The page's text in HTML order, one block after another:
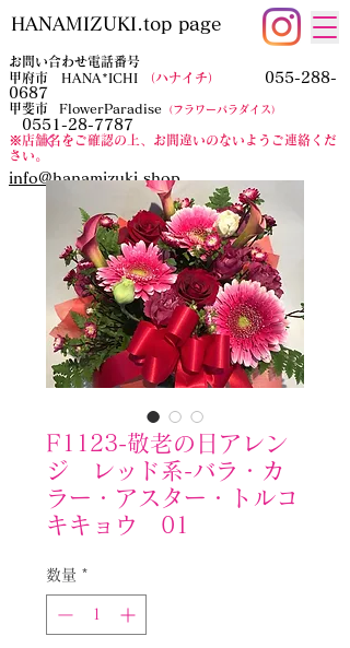
HANAMIZUKI.top page
お問い合わせ電話番号
甲府市 HANA*ICHI
（ハナイチ）
055-288-
0687
​甲斐市 FlowerParadise （フラワーパラダイス）
0551-28-7787
​※店舗名をご確認の上、お間違いのないようご連絡くだ
さい。
​info@hanamizuki.shop
F1123-敬老の日アレン
ジ レッド系-バラ・カ
ラー・アスター・トルコ
キキョウ 01
数量 *